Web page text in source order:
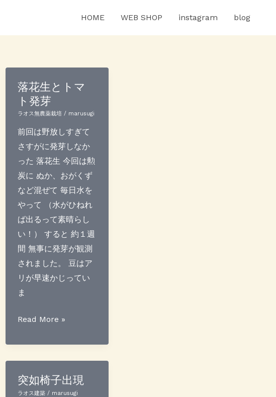
HOME WEB SHOP instagram blog
落花生とトマ
ト発芽
ラオス無農薬栽培 / marusugi
前回は野放しすぎて
さすがに発芽しなか
った 落花生 今回は勲
炭に ぬか、おがくず
など混ぜて 毎日水を
やって （水がひねれ
ば出るって素晴らし
い！） すると 約１週
間 無事に発芽が観測
されました。 豆はア
リが早速かじってい
ま
落
生
と
ト
マ
Read More »
突如椅子出現
ラオス建築 / marusugi